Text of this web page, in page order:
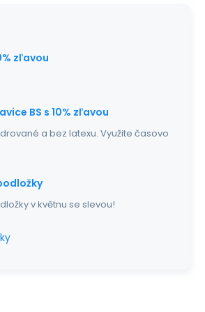
zľavou
BS s 10% zľavou
a bez latexu. Využite časovo
v květnu se slevou!